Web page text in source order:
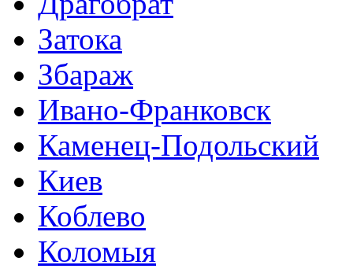
Затока
Збараж
Ивано-Франковск
Каменец-Подольский
Киев
Коблево
Коломыя